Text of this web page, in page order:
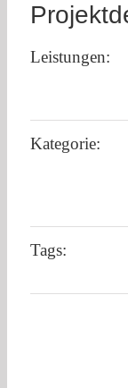
Leistungen:
Kategorie:
Tags: